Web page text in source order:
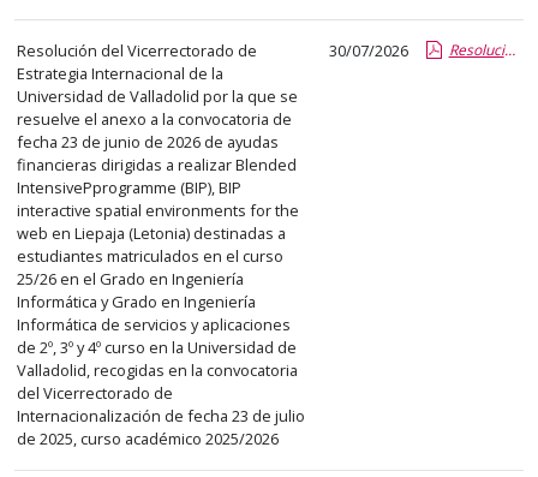
Resolución del Vicerrectorado de
Estrategia Internacional de la
Universidad de Valladolid por la que se
resuelve el anexo a la convocatoria de
fecha 23 de junio de 2026 de ayudas
financieras dirigidas a realizar Blended
IntensivePprogramme (BIP), BIP
interactive spatial environments for the
web en Liepaja (Letonia) destinadas a
estudiantes matriculados en el curso
25/26 en el Grado en Ingeniería
Informática y Grado en Ingeniería
Informática de servicios y aplicaciones
de 2º, 3º y 4º curso en la Universidad de
Valladolid, recogidas en la convocatoria
del Vicerrectorado de
Internacionalización de fecha 23 de julio
de 2025, curso académico 2025/2026
30/07/2026 Resolución_Vicerrector RRII BIP Liepaja Guillermo Aleixandre.pdf.pdf